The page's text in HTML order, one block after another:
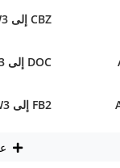
CBZ إلى AZW3
DOC إلى AZW3
FB2 إلى AZW3